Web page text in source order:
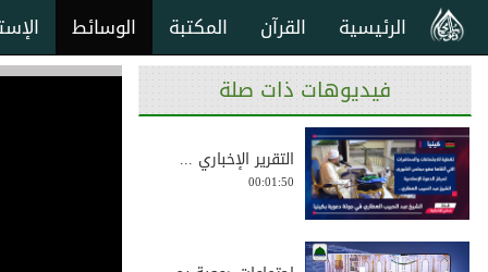
الوسائط المكتبة القرآن الرئيسية
فيديوهات ذات صلة
التقرير الإخباري ...
00:01:50